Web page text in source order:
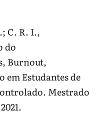
C. R. I.,
do
Burnout,
em Estudantes de
Mestrado